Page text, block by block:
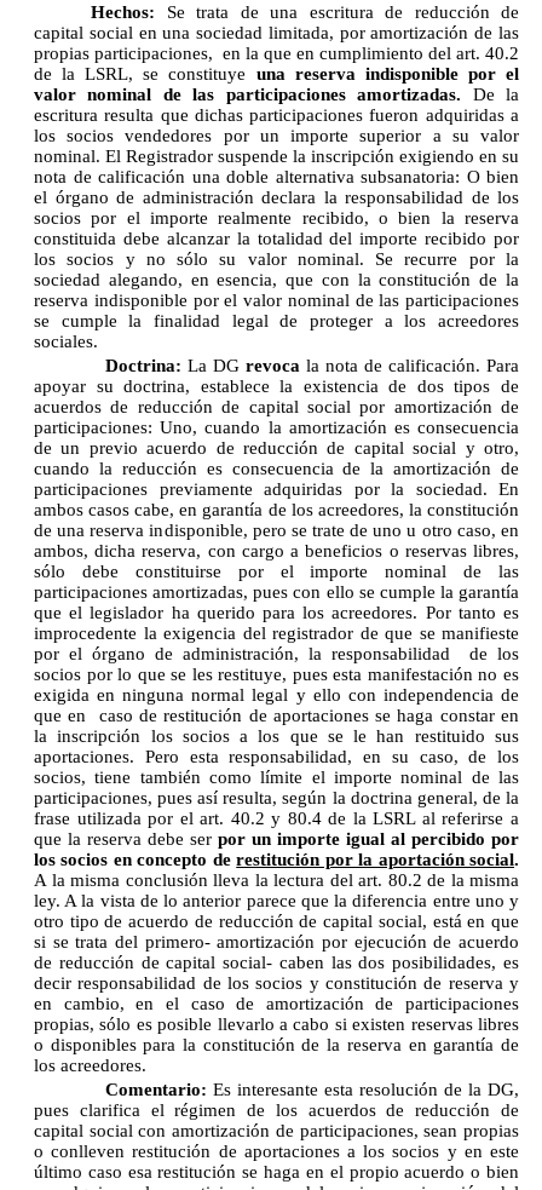
Hechos: Se trata de una escritura de reducción de
capital social en una sociedad limitada, por amortización de las
propias participaciones, en la que en cumplimiento del art. 40.2
de la LSRL, se constituye una reserva indisponible por el
valor nominal de las participaciones amortizadas. De la
escritura resulta que dichas participaciones fueron adquiridas a
los socios vendedores por un importe superior a su valor
nominal. El Registrador suspende la inscripción exigiendo en su
nota de calificación una doble alternativa subsanatoria: O bien
el órgano de administración declara la responsabilidad de los
socios por el importe realmente recibido, o bien la reserva
constituida debe alcanzar la totalidad del importe recibido por
los socios y no sólo su valor nominal. Se recurre por la
sociedad alegando, en esencia, que con la constitución de la
reserva indisponible por el valor nominal de las participaciones
se cumple la finalidad legal de proteger a los acreedores
sociales.
Doctrina: La DGrevocala nota de calificación. Para
apoyar su doctrina, establece la existencia de dos tipos de
acuerdos de reducción de capital social por amortización de
participaciones: Uno, cuando la amortización es consecuencia
de un previo acuerdo de reducción de capital social y otro,
cuando la reducción es consecuencia de la amortización de
participaciones previamente adquiridas por la sociedad. En
ambos casos cabe, en garantía de los acreedores, la constitución
de una reserva indisponible, pero se trate de uno u otro caso, en
ambos, dicha reserva, con cargo a beneficios o reservas libres,
sólo debe constituirse por el importe nominal de las
participaciones amortizadas, pues con ello se cumple la garantía
que el legislador ha querido para los acreedores. Por tanto es
improcedente la exigencia del registrador de que se manifieste
por el órgano de administración, la responsabilidad de los
socios por lo que se les restituye, pues esta manifestación no es
exigida en ninguna normal legal y ello con independencia de
que en caso de restitución de aportaciones se haga constar en
la inscripción los socios a los que se le han restituido sus
aportaciones. Pero esta responsabilidad, en su caso, de los
socios, tiene también como límite el importe nominal de las
participaciones, pues así resulta, según la doctrina general, de la
frase utilizada por el art. 40.2 y 80.4 de la LSRL al referirse a
que la reserva debe ser por un importe igual al percibido por
los socios en concepto derestitución por la aportación social.
A la misma conclusión lleva la lectura del art. 80.2 de la misma
ley. A la vista de lo anterior parece que la diferencia entre uno y
otro tipo de acuerdo de reducción de capital social, está en que
si se trata del primero- amortización por ejecución de acuerdo
de reducción de capital social- caben las dos posibilidades, es
decir responsabilidad de los socios y constitución de reserva y
en cambio, en el caso de amortización de participaciones
propias, sólo es posible llevarlo a cabo si existen reservas libres
o disponibles para la constitución de la reserva en garantía de
los acreedores.
Comentario: Es interesante esta resolución de la DG,
pues clarifica el régimen de los acuerdos de reducción de
capital social con amortización de participaciones, sean propias
o conlleven restitución de aportaciones a los socios y en este
último caso esa restitución se haga en el propio acuerdo o bien